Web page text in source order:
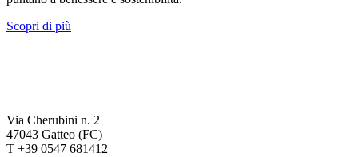
Scopri di più
Via Cherubini n. 2
47043 Gatteo (FC)
T +39 0547 681412